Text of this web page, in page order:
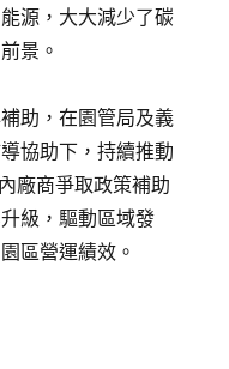
源，大大減少了碳
景。
助，在園管局及義
協助下，持續推動
廠商爭取政策補助
級，驅動區域發
區營運績效。